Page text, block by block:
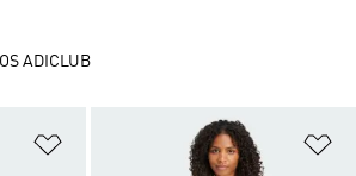
Adicionar à Lista de Desejos
ADICLUB